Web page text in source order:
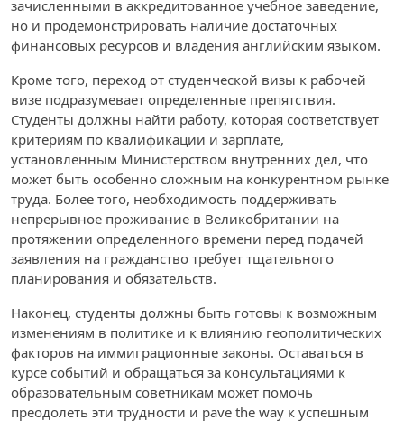
зачисленными в аккредитованное учебное заведение,
но и продемонстрировать наличие достаточных
финансовых ресурсов и владения английским языком.
Кроме того, переход от студенческой визы к рабочей
визе подразумевает определенные препятствия.
Студенты должны найти работу, которая соответствует
критериям по квалификации и зарплате,
установленным Министерством внутренних дел, что
может быть особенно сложным на конкурентном рынке
труда. Более того, необходимость поддерживать
непрерывное проживание в Великобритании на
протяжении определенного времени перед подачей
заявления на гражданство требует тщательного
планирования и обязательств.
Наконец, студенты должны быть готовы к возможным
изменениям в политике и к влиянию геополитических
факторов на иммиграционные законы. Оставаться в
курсе событий и обращаться за консультациями к
образовательным советникам может помочь
преодолеть эти трудности и pave the way к успешным